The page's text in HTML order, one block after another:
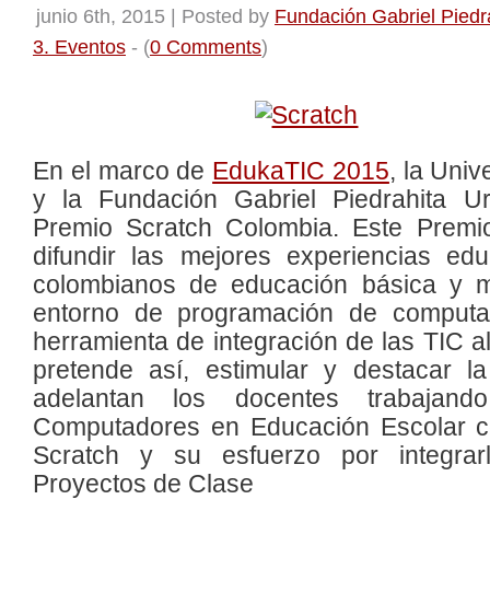
junio 6th, 2015 | Posted by Fundación Gabriel
3. Eventos - (0 Comments)
En el marco de EdukaTIC 2015, la
y la Fundación Gabriel Piedrahita
Premio Scratch Colombia. Este
difundir las mejores experiencias
colombianos de educación básica y
entorno de programación de
herramienta de integración de las TIC
pretende así, estimular y destacar
adelantan los docentes
Computadores en Educación Escolar
Scratch y su esfuerzo por
Proyectos de Clase